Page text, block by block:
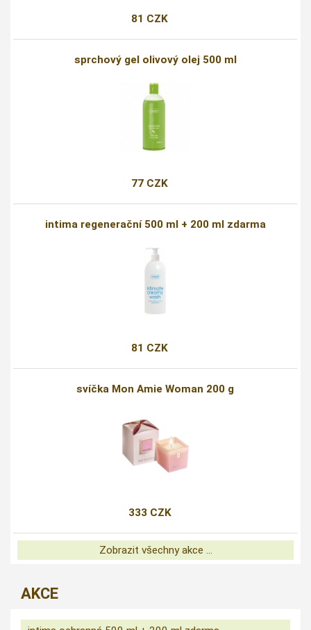
81 CZK
sprchový gel olivový olej 500 ml
77 CZK
intima regenerační 500 ml + 200 ml zdarma
81 CZK
svíčka Mon Amie Woman 200 g
333 CZK
Zobrazit všechny akce ...
AKCE